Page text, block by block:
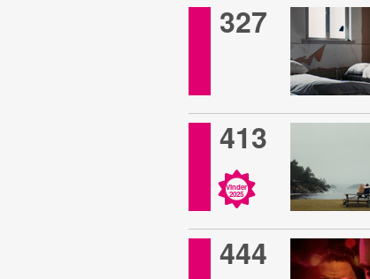
327
413
Vinder
2025
444